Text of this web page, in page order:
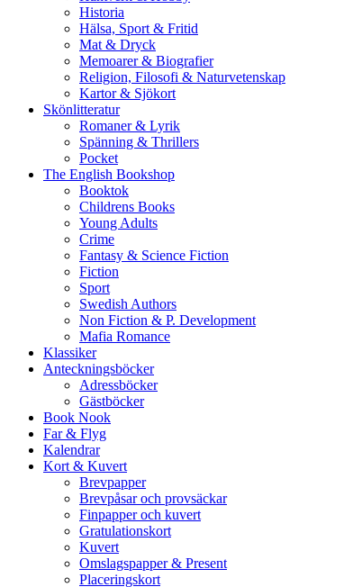
Historia
Hälsa, Sport & Fritid
Mat & Dryck
Memoarer & Biografier
Religion, Filosofi & Naturvetenskap
Kartor & Sjökort
Skönlitteratur
Romaner & Lyrik
Spänning & Thrillers
Pocket
The English Bookshop
Booktok
Childrens Books
Young Adults
Crime
Fantasy & Science Fiction
Fiction
Sport
Swedish Authors
Non Fiction & P. Development
Mafia Romance
Klassiker
Anteckningsböcker
Adressböcker
Gästböcker
Book Nook
Far & Flyg
Kalendrar
Kort & Kuvert
Brevpapper
Brevpåsar och provsäckar
Finpapper och kuvert
Gratulationskort
Kuvert
Omslagspapper & Present
Placeringskort